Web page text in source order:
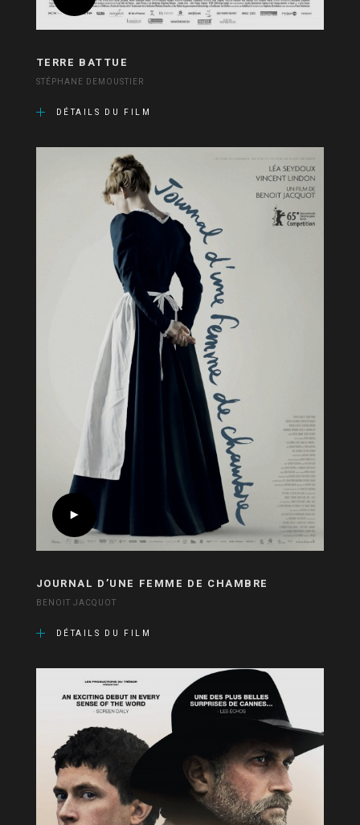
TERRE BATTUE
STÉPHANE DEMOUSTIER
DÉTAILS DU FILM
JOURNAL D’UNE FEMME DE CHAMBRE
BENOIT JACQUOT
DÉTAILS DU FILM